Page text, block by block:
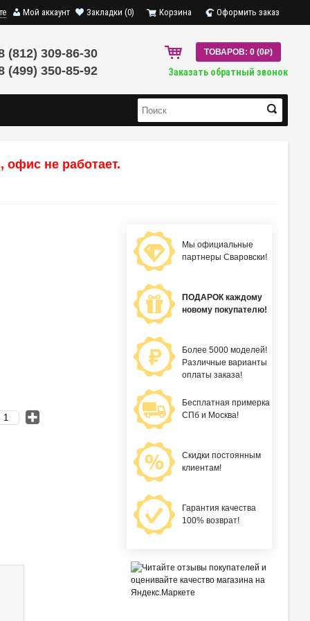
Мой аккаунт Закладки (0) Корзина Оформить заказ
(812) 309-86-30
(499) 350-85-92
ТОВАРОВ: 0 (0R)
Заказать обратный звонок
офис не работает.
Мы официальные
партнеры Сваровски!
ПОДАРОК каждому
новому покупателю!
Более 5000 моделей!
Различные варианты
оплаты заказа!
Бесплатная примерка
СПб и Москва!
Скидки постоянным
клиентам!
Гарантия качества
100% возврат!